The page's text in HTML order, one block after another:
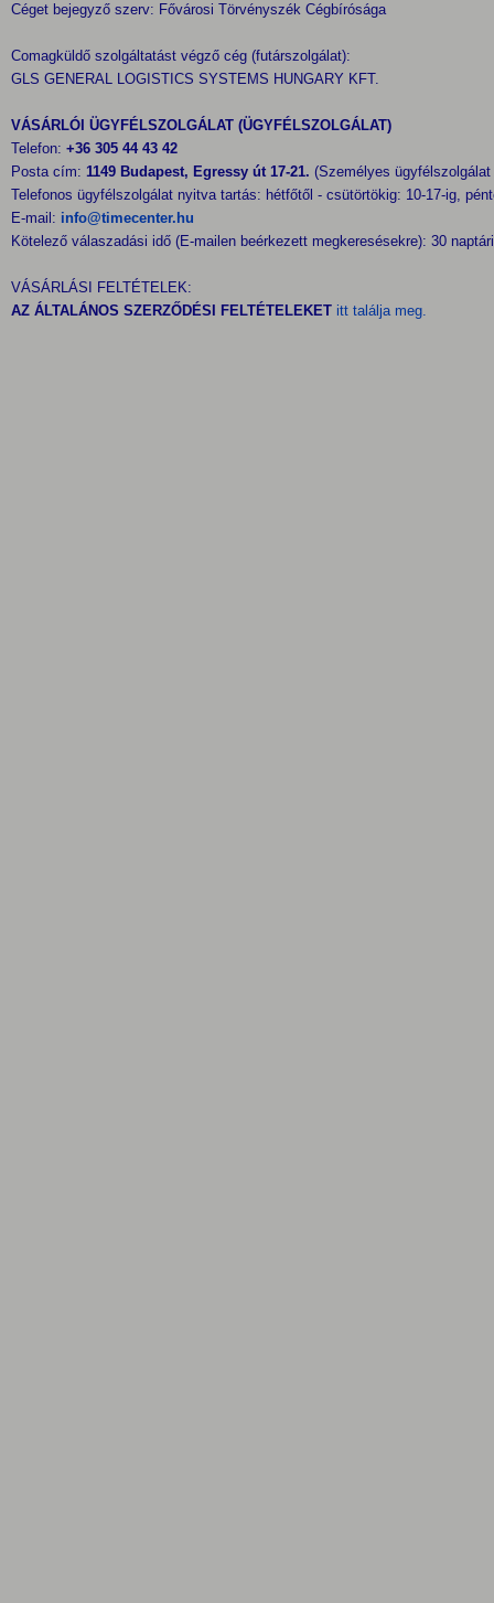
Céget bejegyző szerv: Fővárosi Törvényszék Cégbírósága
Comagküldő szolgáltatást végző cég (futárszolgálat):
GLS GENERAL LOGISTICS SYSTEMS HUNGARY KFT.
VÁSÁRLÓI ÜGYFÉLSZOLGÁLAT (ÜGYFÉLSZOLGÁLAT)
Telefon: +36 305 44 43 42
Posta cím: 1149 Budapest, Egressy út 17-21. (Személyes
Telefonos ügyfélszolgálat nyitva tartás: hétfőtől - csütörtökig: 10-17-ig,
E-mail: info@timecenter.hu
Kötelező válaszadási idő (E-mailen beérkezett megkeresésekre): 30
VÁSÁRLÁSI FELTÉTELEK:
AZ ÁLTALÁNOS SZERZŐDÉSI FELTÉTELEKET itt találja meg.